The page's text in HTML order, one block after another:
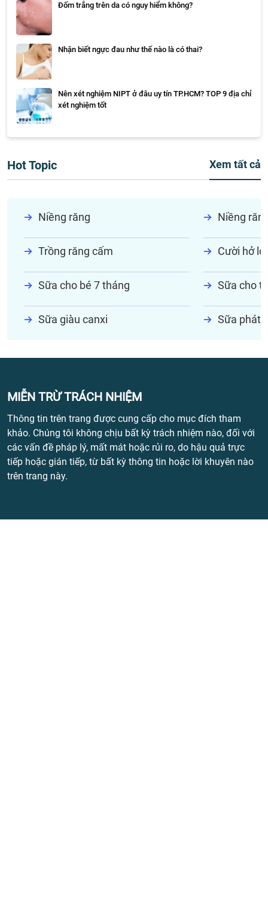
Đốm trắng trên da có nguy hiểm không?
Nhận biết ngực đau như thế nào là có thai?
Nên xét nghiệm NIPT ở đâu uy tín TP.HCM? TOP 9 địa chỉ
xét nghiệm tốt
Hot Topic Xem tất cả
Niềng răng Niềng
Trồng răng cấm Cười hở lợi
Sữa cho bé 7 tháng Sữa cho
Sữa giàu canxi Sữa phát
MIỄN TRỪ TRÁCH NHIỆM
Thông tin trên trang được cung cấp cho mục đích tham
khảo. Chúng tôi không chịu bất kỳ trách nhiệm nào, đối với
các vấn đề pháp lý, mất mát hoặc rủi ro, do hậu quả trực
tiếp hoặc gián tiếp, từ bất kỳ thông tin hoặc lời khuyên nào
trên trang này.